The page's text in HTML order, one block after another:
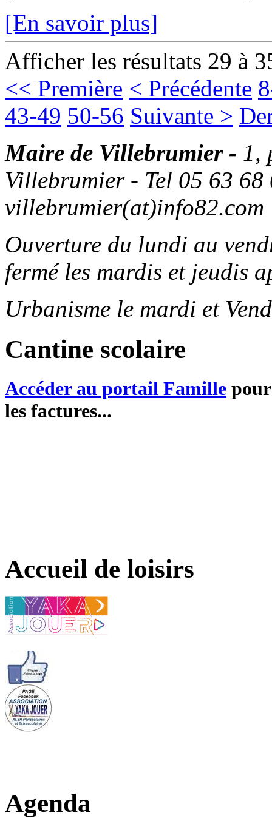
[En savoir plus]
Afficher les résultats 29 à
<< Première < Précédente
43-49 50-56 Suivante >
Maire de Villebrumier - 1,
Villebrumier - Tel 05 63
villebrumier(at)info82.com
Ouverture du lundi au
fermé les mardis et jeudis
Urbanisme le mardi et
Cantine scolaire
Accéder au portail Famille
les factures...
Accueil de loisirs
Agenda